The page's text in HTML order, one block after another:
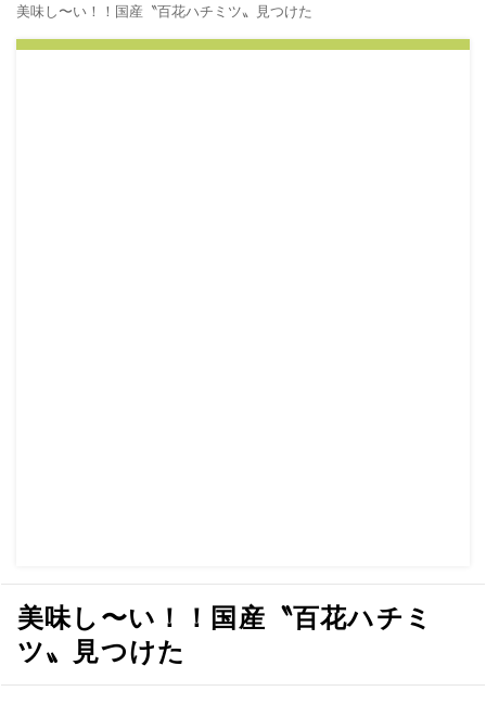
美味し〜い！！国産〝百花ハチミツ〟見つけた
美味し〜い！！国産〝百花ハチミ
ツ〟見つけた